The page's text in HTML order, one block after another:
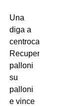
Una
diga a
centrocampo.
Recupera
palloni
su
palloni
e vince